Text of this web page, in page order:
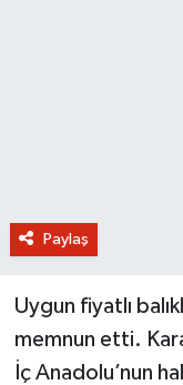
Paylaş
Uygun fiyatlı
memnun etti.
İç Anadolu’nun